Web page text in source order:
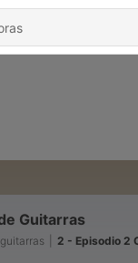
Guitarras
2 - Episodio 2